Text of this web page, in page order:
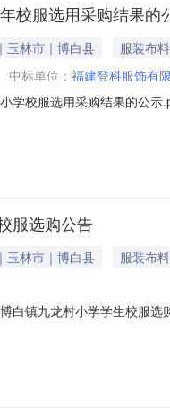
校服选用采购结果的
玉林市｜博白县
服装布料
中标单位： 福建登科服饰有
学校服选用采购结果的公
日对样品进行现场评比，
购
服选购公告
玉林市｜博白县
服装布料
白镇九龙村小学学生校服
所环境，提升学校的整体
与原则，尊重